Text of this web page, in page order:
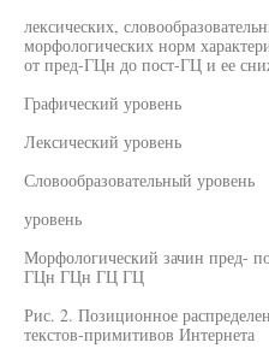
лексических,
морфологических норм
от пред-ГЦн до пост-ГЦ и ее
Графический уровень
Лексический уровень
Словообразовательный уровень
уровень
Морфологический зачин пред-
ГЦн ГЦн ГЦ ГЦ
Рис. 2. Позиционное
текстов-примитивов Интернета